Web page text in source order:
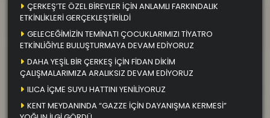
ÇERKEŞ’TE ÖZEL BİREYLER İÇİN ANLAMLI FARKINDALIK
ETKİNLİKLERİ GERÇEKLEŞTİRİLDİ
GELECEĞİMİZİN TEMİNATI ÇOCUKLARIMIZI TİYATRO
ETKİNLİĞİYLE BULUŞTURMAYA DEVAM EDİYORUZ
DAHA YEŞİL BİR ÇERKEŞ İÇİN FİDAN DİKİM
ÇALIŞMALARIMIZA ARALIKSIZ DEVAM EDİYORUZ
ILICA İÇME SUYU HATTINI YENİLİYORUZ
KENT MEYDANINDA “GAZZE İÇİN DAYANIŞMA KERMESİ”